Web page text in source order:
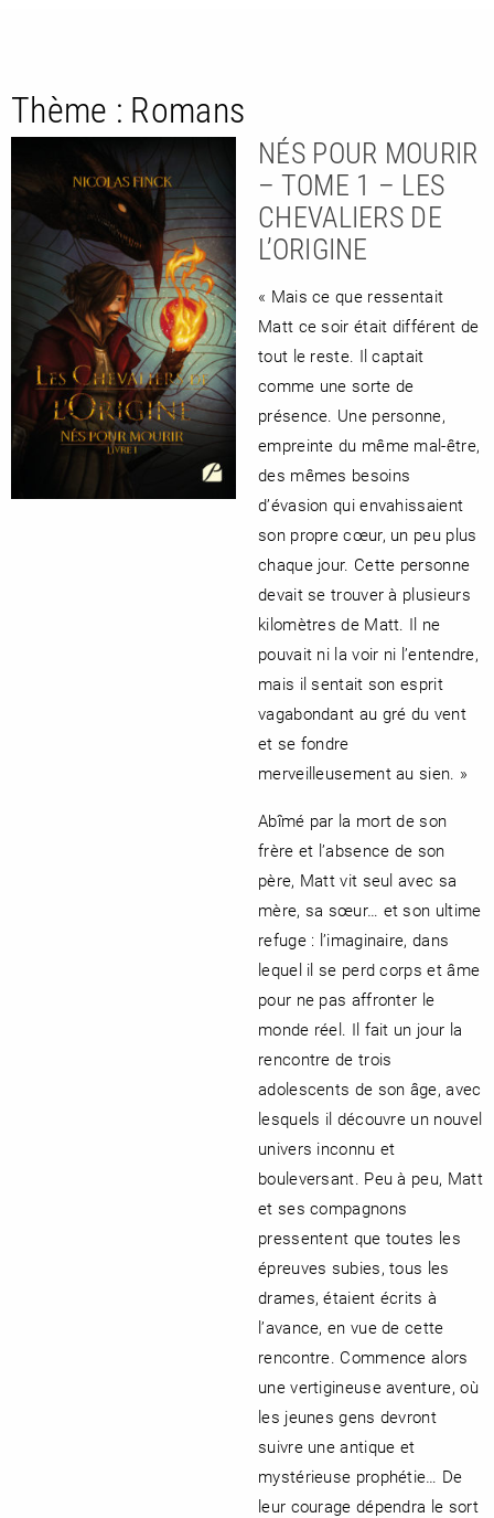
RETOUR
À PARAÎTRE
NOUVEAUTÉS
RETOUR
AVIS
RETOUR
A LA UNE
Thème : Romans
NÉS POUR MOURIR
– TOME 1 – LES
CHEVALIERS DE
L’ORIGINE
« Mais ce que ressentait
Matt ce soir était différent de
tout le reste. Il captait
comme une sorte de
présence. Une personne,
empreinte du même mal-être,
des mêmes besoins
d’évasion qui envahissaient
son propre cœur, un peu plus
chaque jour. Cette personne
devait se trouver à plusieurs
kilomètres de Matt. Il ne
pouvait ni la voir ni l’entendre,
mais il sentait son esprit
vagabondant au gré du vent
et se fondre
merveilleusement au sien. »
Abîmé par la mort de son
frère et l’absence de son
père, Matt vit seul avec sa
mère, sa sœur… et son ultime
refuge : l’imaginaire, dans
lequel il se perd corps et âme
pour ne pas affronter le
monde réel. Il fait un jour la
rencontre de trois
adolescents de son âge, avec
lesquels il découvre un nouvel
univers inconnu et
bouleversant. Peu à peu, Matt
et ses compagnons
pressentent que toutes les
épreuves subies, tous les
drames, étaient écrits à
l’avance, en vue de cette
rencontre. Commence alors
une vertigineuse aventure, où
les jeunes gens devront
suivre une antique et
mystérieuse prophétie… De
leur courage dépendra le sort